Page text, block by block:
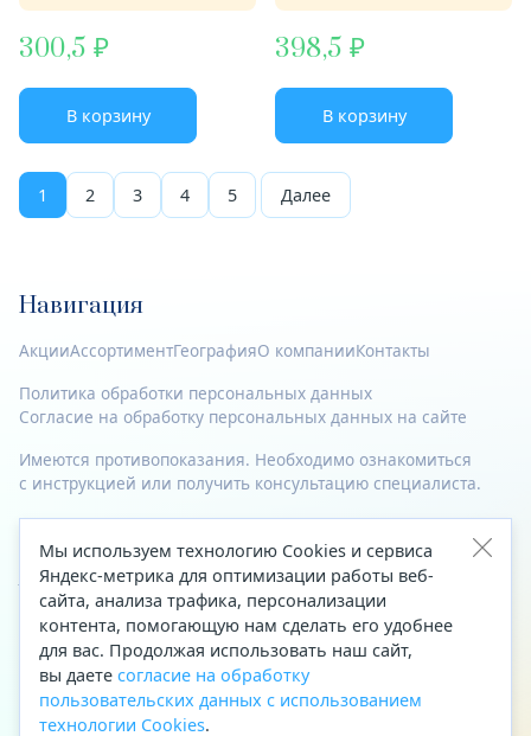
300,5
В корзину
398,5
В корзину
1 2 3 4 5 Далее
Навигация
АкцииАссортиментГеографияО компанииКонтакты
Политика обработки персональных данных
Согласие на обработку персональных данных на сайте
Имеются противопоказания. Необходимо ознакомиться
с инструкцией или получить консультацию специалиста.
© 2023—2026 Все права защищены.
Адрес
Архангельск, ул. Папанина, д. 19 (вход в здание со стороны
автоцентра «Тойота»)
Приемная Генерального директора
Телефон
+7 (8182) 63-60-31
Мы используем технологию Cookies и сервиса
Яндекс-метрика для оптимизации работы веб-
сайта, анализа трафика, персонализации
контента, помогающую нам сделать его удобнее
для вас. Продолжая использовать наш сайт,
вы даете согласие на обработку
пользовательских данных с использованием
технологии Cookies.